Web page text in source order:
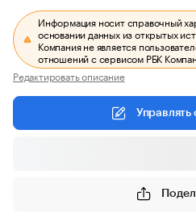
Информация носит справочный
основании данных из открытых
Компания не является
отношений с сервисом РБК
Редактировать описание
Управлять